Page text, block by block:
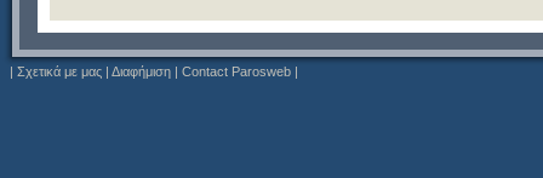
| Σχετικά με μας | Διαφήμιση | Contact Parosweb |